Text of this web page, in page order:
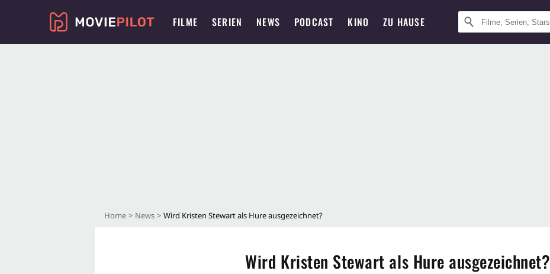
FILME SERIEN NEWS PODCAST KINO ZU HAUSE
Home News Wird Kristen Stewart als Hure ausgezeichnet?
Wird Kristen Stewart als Hure ausgezeichnet?